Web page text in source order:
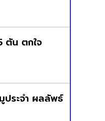
ตัน ตกใจ
ระจำ ผลลัพธ์